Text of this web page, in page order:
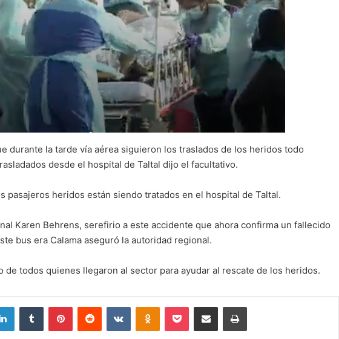
durante la tarde vía aérea siguieron los traslados de los heridos todo
desde el hospital de Taltal dijo el facultativo.
pasajeros heridos están siendo tratados en el hospital de Taltal.
Karen Behrens, serefirio a este accidente que ahora confirma un fallecido
bus era Calama aseguró la autoridad regional.
de todos quienes llegaron al sector para ayudar al rescate de los heridos.
LinkedInTumblr PinterestReddit VKontakteOdnoklassniki
Pocket Compartir via email Imprimir